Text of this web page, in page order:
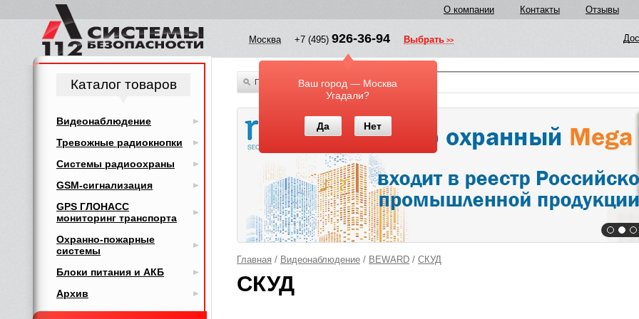
О компании Контакты Отзывы
Москва +7 (495) 926-36-94
Ваш город — Москва
Угадали?
Да Нет
Выбрать
По всему каталогу
Главная / Видеонаблюдение / BEWARD / СКУД
СКУД
Каталог товаров
Видеонаблюдение
Тревожные радиокнопки
Системы радиоохраны
GSM-сигнализация
GPS ГЛОНАСС
мониторинг транспорта
Охранно-пожарные
системы
Блоки питания и АКБ
Архив